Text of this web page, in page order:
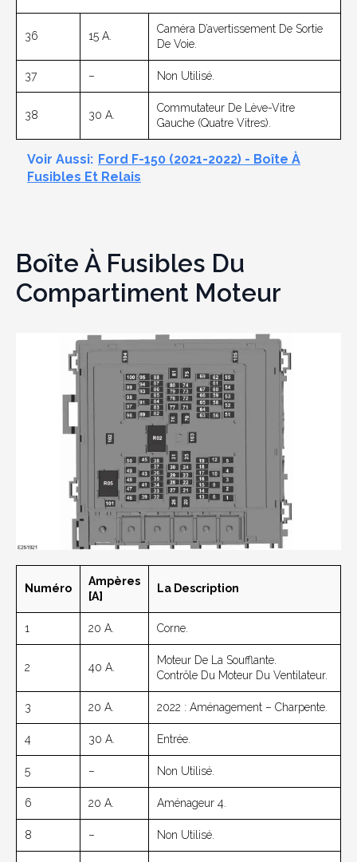
36 15 A.
Caméra D’avertissement De Sortie
De Voie.
37 – Non Utilisé.
38 30 A.
Commutateur De Lève-Vitre
Gauche (quatre Vitres).
Voir Aussi: Ford F-150 (2021-2022) - Boîte À
Fusibles Et Relais
Boîte À Fusibles Du
Compartiment Moteur
Numéro
Ampères
[A]
La Description
1 20 A. Corne.
2 40 A.
Moteur De La Soufflante.
Contrôle Du Moteur Du Ventilateur.
3 20 A. 2022 : Aménagement – Charpente.
4 30 A. Entrée.
5 – Non Utilisé.
6 20 A. Aménageur 4.
8 – Non Utilisé.